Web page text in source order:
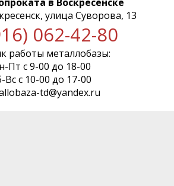
улица Суворова, 13
062-42-80
работы металлобазы:
Пт с 9-00 до 18-00
Вс с 10-00 до 17-00
td@yandex.ru